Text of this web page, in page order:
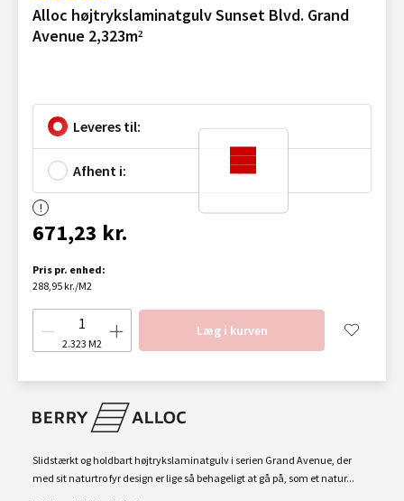
Alloc højtrykslaminatgulv Sunset Blvd. Grand
Avenue 2,323m²
Leveres til:
Afhent i:
671,23 kr.
Pris pr. enhed:
288,95 kr./M2
2.323 M2
Læg i kurven
Slidstærkt og holdbart højtrykslaminatgulv i serien Grand Avenue, der
med sit naturtro fyr design er lige så behageligt at gå på, som et natur...